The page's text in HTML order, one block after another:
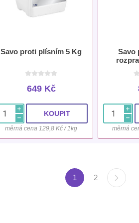
Savo proti plísním 5 Kg
649 Kč
i
h
měrná cena 129,8 Kč / 1kg
Savo
i
h
měrná
1 2